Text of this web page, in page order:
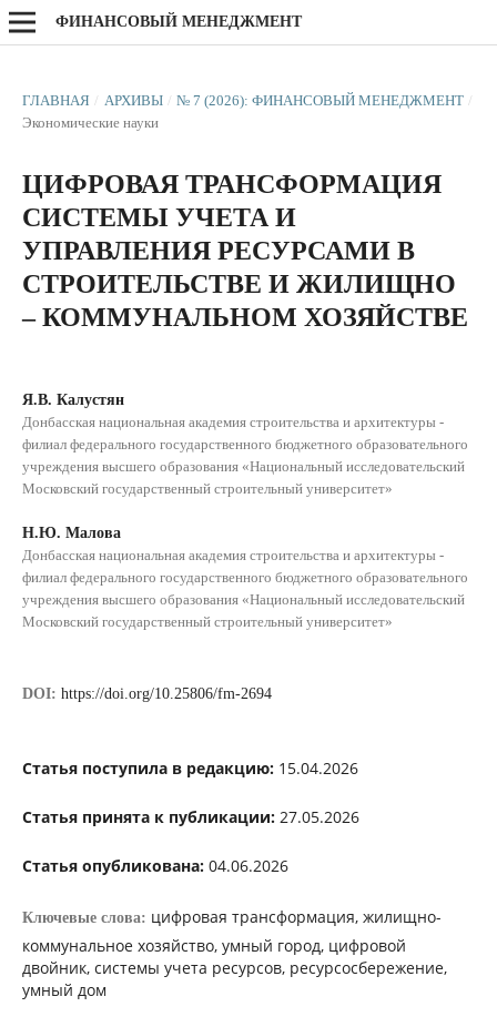
ФИНАНСОВЫЙ МЕНЕДЖМЕНТ
ГЛАВНАЯ / АРХИВЫ / № 7 (2026): ФИНАНСОВЫЙ МЕНЕДЖМЕНТ /
Экономические науки
ЦИФРОВАЯ ТРАНСФОРМАЦИЯ
СИСТЕМЫ УЧЕТА И
УПРАВЛЕНИЯ РЕСУРСАМИ В
СТРОИТЕЛЬСТВЕ И ЖИЛИЩНО
– КОММУНАЛЬНОМ ХОЗЯЙСТВЕ
Я.В. Калустян
Донбасская национальная академия строительства и архитектуры -
филиал федерального государственного бюджетного образовательного
учреждения высшего образования «Национальный исследовательский
Московский государственный строительный университет»
Н.Ю. Малова
Донбасская национальная академия строительства и архитектуры -
филиал федерального государственного бюджетного образовательного
учреждения высшего образования «Национальный исследовательский
Московский государственный строительный университет»
DOI: https://doi.org/10.25806/fm-2694
Статья поступила в редакцию:15.04.2026
Статья принята к публикации:27.05.2026
Статья опубликована:04.06.2026
Ключевые слова: цифровая трансформация, жилищно-
коммунальное хозяйство, умный город, цифровой
двойник, системы учета ресурсов, ресурсосбережение,
умный дом